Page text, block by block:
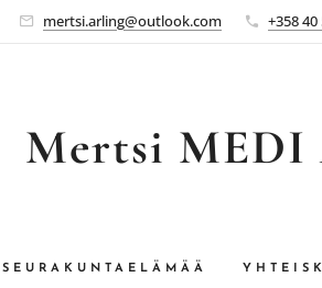
mertsi.arling@outlook.com +358 40
Mertsi MEDI
SEURAKUNTAELÄMÄÄ